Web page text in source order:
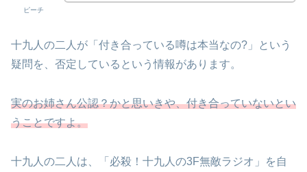
ピーチ
十九人の二人が「付き合っている噂は本当なの?」という
疑問を、否定しているという情報があります。
実のお姉さん公認？かと思いきや、付き合っていないとい
うことですよ。
十九人の二人は、「必殺！十九人の3F無敵ラジオ」を自